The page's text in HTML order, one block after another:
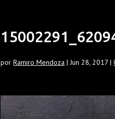
porRamiro Mendoza |Jun 28, 2017 |